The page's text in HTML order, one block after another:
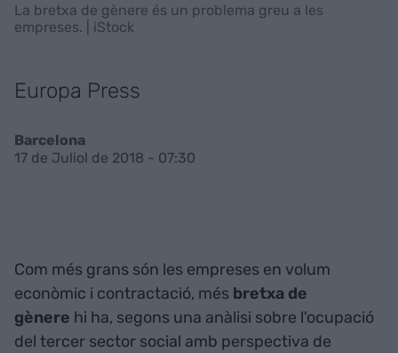
La bretxa de gènere és un problema greu a les
empreses. | iStock
Europa Press
Barcelona
17 de Juliol de 2018 - 07:30
Com més grans són les empreses en volum
econòmic i contractació, més bretxa de
gènere hi ha, segons una anàlisi sobre l'ocupació
del tercer sector social amb perspectiva de